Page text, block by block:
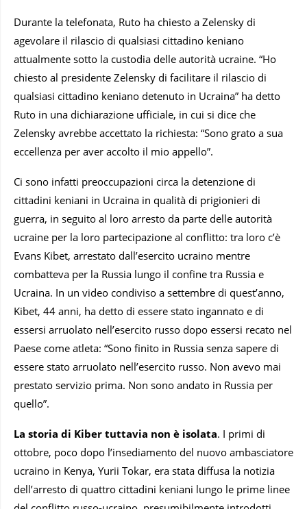
Durante la telefonata, Ruto ha chiesto a Zelensky di
agevolare il rilascio di qualsiasi cittadino keniano
attualmente sotto la custodia delle autorità ucraine. “Ho
chiesto al presidente Zelensky di facilitare il rilascio di
qualsiasi cittadino keniano detenuto in Ucraina” ha detto
Ruto in una dichiarazione ufficiale, in cui si dice che
Zelensky avrebbe accettato la richiesta: “Sono grato a sua
eccellenza per aver accolto il mio appello”.
Ci sono infatti preoccupazioni circa la detenzione di
cittadini keniani in Ucraina in qualità di prigionieri di
guerra, in seguito al loro arresto da parte delle autorità
ucraine per la loro partecipazione al conflitto: tra loro c’è
Evans Kibet, arrestato dall’esercito ucraino mentre
combatteva per la Russia lungo il confine tra Russia e
Ucraina. In un video condiviso a settembre di quest’anno,
Kibet, 44 anni, ha detto di essere stato ingannato e di
essersi arruolato nell’esercito russo dopo essersi recato nel
Paese come atleta: “Sono finito in Russia senza sapere di
essere stato arruolato nell’esercito russo. Non avevo mai
prestato servizio prima. Non sono andato in Russia per
quello”.
La storia di Kiber tuttavia non è isolata. I primi di
ottobre, poco dopo l’insediamento del nuovo ambasciatore
ucraino in Kenya, Yurii Tokar, era stata diffusa la notizia
dell’arresto di quattro cittadini keniani lungo le prime linee